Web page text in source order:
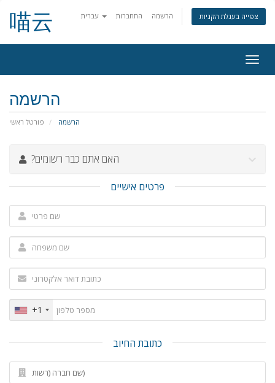
התחברות הרשמה צפייה בעגלת הקניות 喵云
ניווט
הרשמה
פורטל ראשי הרשמה
?האם אתם כבר רשומים
פרטים אישיים
+1
כתובת החיוב